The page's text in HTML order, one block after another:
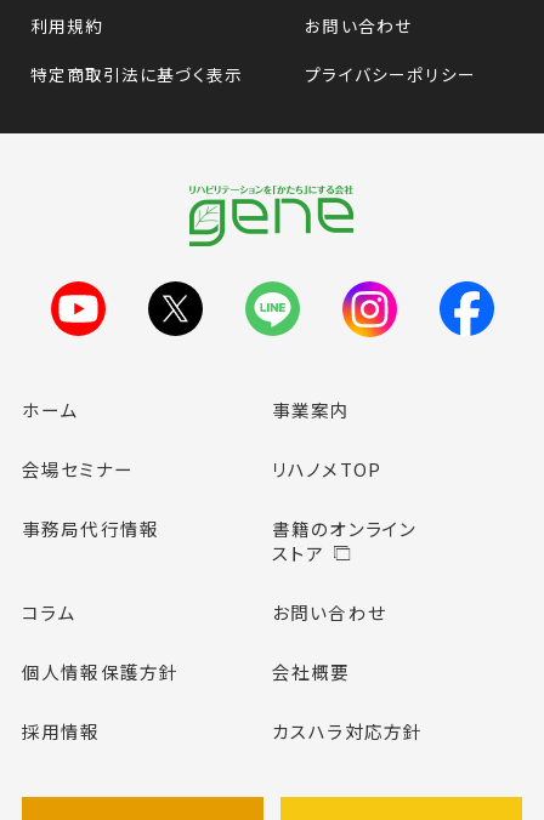
利用規約
お問い合わせ
特定商取引法に基づく表示
プライバシーポリシー
ホーム 事業案内
会場セミナー リハノメTOP
事務局代行情報
書籍のオンライン
ストア
コラム お問い合わせ
個人情報保護方針 会社概要
採用情報 カスハラ対応方針